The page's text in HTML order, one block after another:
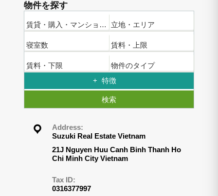
物件を探す
賃貸・購入・マンション名 立地・エリア
寝室数 賃料・上限
賃料・下限
物件のタイプ
特徴
検索
Address:
Suzuki Real Estate Vietnam
21J Nguyen Huu Canh Binh Thanh Ho
Chi Minh City Vietnam
Tax ID:
0316377997